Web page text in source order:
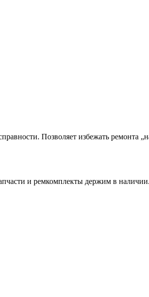
Позволяет избежать ремонта
и ремкомплекты держим в